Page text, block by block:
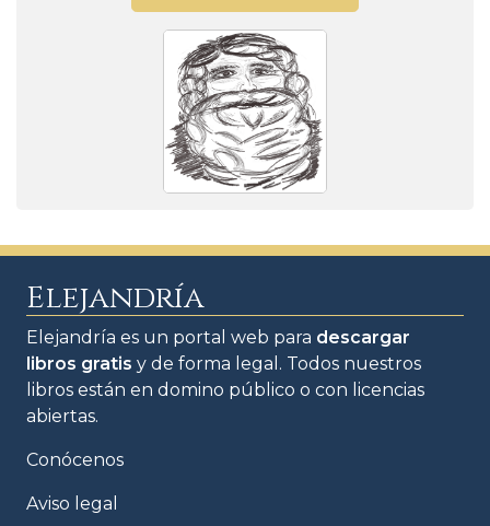
Elejandría
Elejandría es un portal web para descargar
libros gratis y de forma legal. Todos nuestros
libros están en domino público o con licencias
abiertas.
Conócenos
Aviso legal